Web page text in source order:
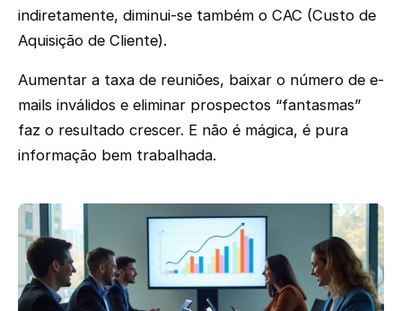
indiretamente, diminui-se também o CAC (Custo de
Aquisição de Cliente).
Aumentar a taxa de reuniões, baixar o número de e-
mails inválidos e eliminar prospectos “fantasmas”
faz o resultado crescer. E não é mágica, é pura
informação bem trabalhada.